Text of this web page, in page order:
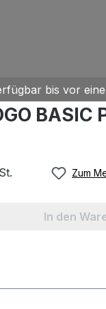
bisvor
BASIC
Zum
In den